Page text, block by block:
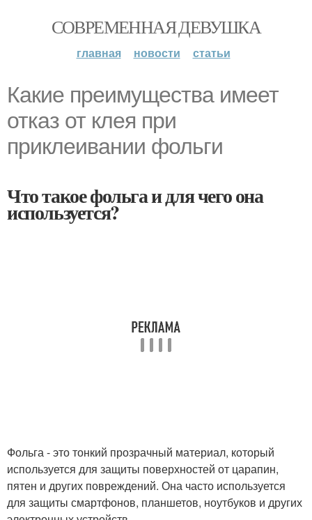
СОВРЕМЕННАЯ ДЕВУШКА
главная новости статьи
Какие преимущества имеет
отказ от клея при
приклеивании фольги
Что такое фольга и для чего она
используется?
Фольга - это тонкий прозрачный материал, который
используется для защиты поверхностей от царапин,
пятен и других повреждений. Она часто используется
для защиты смартфонов, планшетов, ноутбуков и других